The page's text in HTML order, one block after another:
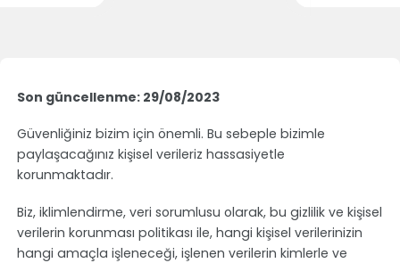
Son güncellenme: 29/08/2023
Güvenliğiniz bizim için önemli. Bu sebeple bizimle
paylaşacağınız kişisel verileriz hassasiyetle
korunmaktadır.
Biz, iklimlendirme, veri sorumlusu olarak, bu gizlilik ve kişisel
verilerin korunması politikası ile, hangi kişisel verilerinizin
hangi amaçla işleneceği, işlenen verilerin kimlerle ve